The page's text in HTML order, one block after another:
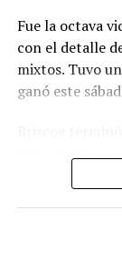
Fue la octava
con el detalle
mixtos. Tuvo
ganó este
Larson, y
La próxima